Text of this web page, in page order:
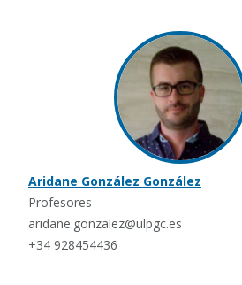
Aridane González González
Profesores
aridane.gonzalez@ulpgc.es
+34 928454436